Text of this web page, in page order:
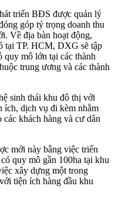
triển BĐS được quản lý
góp tỷ trọng doanh thu
Về địa bàn hoạt động,
tại TP. HCM, DXG sẽ tập
quy mô lớn tại các thành
trung ương và các thành
sinh thái khu đô thị với
ích, dịch vụ đi kèm nhằm
khách hàng và cư dân
mới này bằng việc triển
quy mô gần 100ha tại khu
xây dựng một trong
tiện ích hàng đầu khu